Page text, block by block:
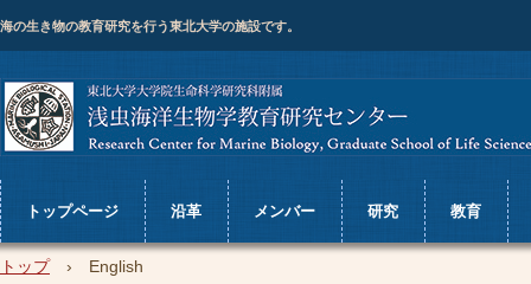
海の生き物の教育研究を行う東北大学の施設です。
トップページ 沿革 メンバー 研究 教育
トップ › English